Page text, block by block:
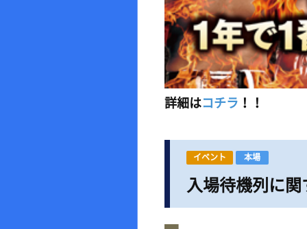
詳細はコチラ ！！
イベント 本場
入場待機列に